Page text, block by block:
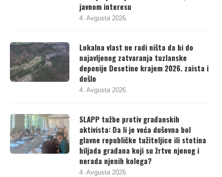
javnom interesu
4. Avgusta 2026.
Lokalna vlast ne radi ništa da bi do
najavljenog zatvaranja tuzlanske
deponije Desetine krajem 2026. zaista i
došlo
4. Avgusta 2026.
SLAPP tužbe protiv građanskih
aktivista: Da li je veća duševna bol
glavne republičke tužiteljice ili stotina
hiljada građana koji su žrtve njenog i
nerada njenih kolega?
4. Avgusta 2026.